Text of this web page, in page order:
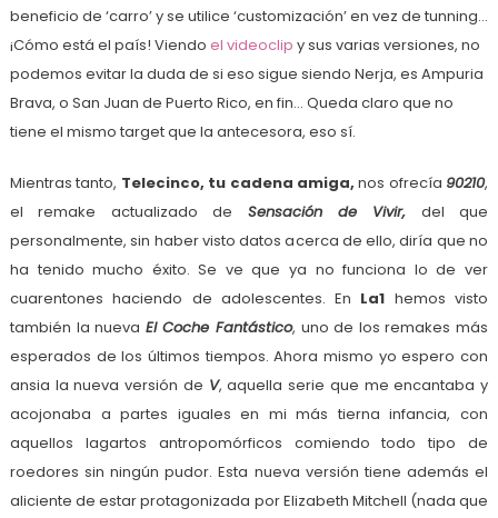
beneficio de ‘carro’ y se utilice ‘customización’ en vez de tunning…
¡Cómo está el país! Viendo el videoclip y sus varias versiones, no
podemos evitar la duda de si eso sigue siendo Nerja, es Ampuria
Brava, o San Juan de Puerto Rico, en fin… Queda claro que no
tiene el mismo target que la antecesora, eso sí.
Mientras tanto, Telecinco, tu cadena amiga, nos ofrecía 90210,
el remake actualizado de Sensación de Vivir, del que
personalmente, sin haber visto datos acerca de ello, diría que no
ha tenido mucho éxito. Se ve que ya no funciona lo de ver
cuarentones haciendo de adolescentes. En La1 hemos visto
también la nueva ElCoche Fantástico, uno de los remakes más
esperados de los últimos tiempos. Ahora mismo yo espero con
ansia la nueva versión de V, aquella serie que me encantaba y
acojonaba a partes iguales en mi más tierna infancia, con
aquellos lagartos antropomórficos comiendo todo tipo de
roedores sin ningún pudor. Esta nueva versión tiene además el
aliciente de estar protagonizada por Elizabeth Mitchell (nada que